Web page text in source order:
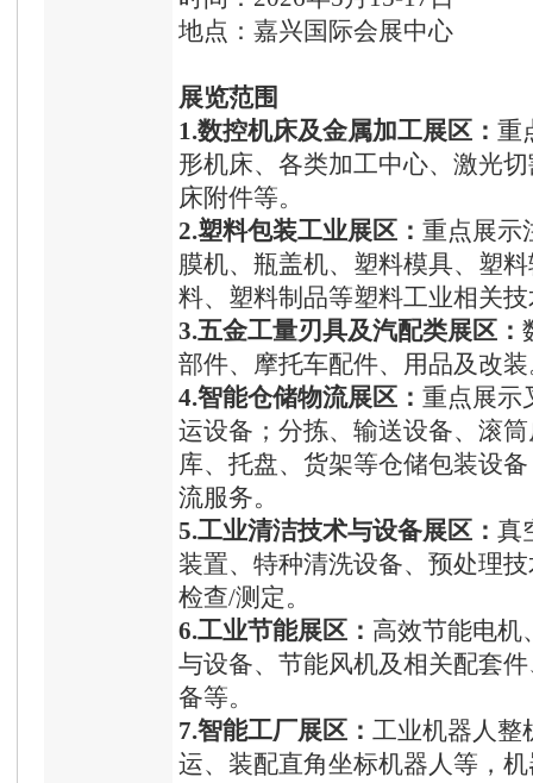
地点：嘉兴国际会展中心
展览范围
1.数控机床及金属加工展区： 重
形机床、各类加工中心、激光
床附件等。
2.塑料包装工业展区： 重点展示
膜机、瓶盖机、塑料模具、塑
料、塑料制品等塑料工业相关
3.五金工量刃具及汽配类展区：
部件、摩托车配件、用品及改装
4.智能仓储物流展区： 重点展示
运设备；分拣、输送设备、滚
库、托盘、货架等仓储包装设
流服务。
5.工业清洁技术与设备展区： 真
装置、特种清洗设备、预处理
检查/测定。
6.工业节能展区： 高效节能电机
与设备、节能风机及相关配套
备等。
7.智能工厂展区： 工业机器人整
运、装配直角坐标机器人等，